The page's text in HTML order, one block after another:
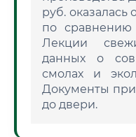
руб. оказалась
по
Лекции
данных о
смолах и
Документы
до двери.